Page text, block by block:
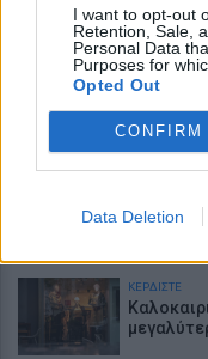
I want to opt-out
Retention, Sale,
Personal Data
Purposes for
Opted Out
CONFIRM
Data Deletion
ΕΙΔΗΣΕΙΣ
Τροχαίο
και γιος
«Δεν το
Τι
της ΕΕ
ΚΕΡΔΙΣΤΕ